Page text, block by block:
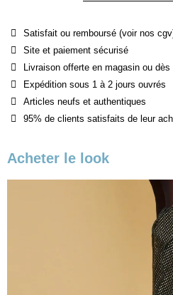
Satisfait ou remboursé (voir nos
Site et paiement sécurisé
Livraison offerte en magasin ou dès
Expédition sous 1 à 2 jours ouvrés
Articles neufs et authentiques
95% de clients satisfaits de leur
Acheter le look